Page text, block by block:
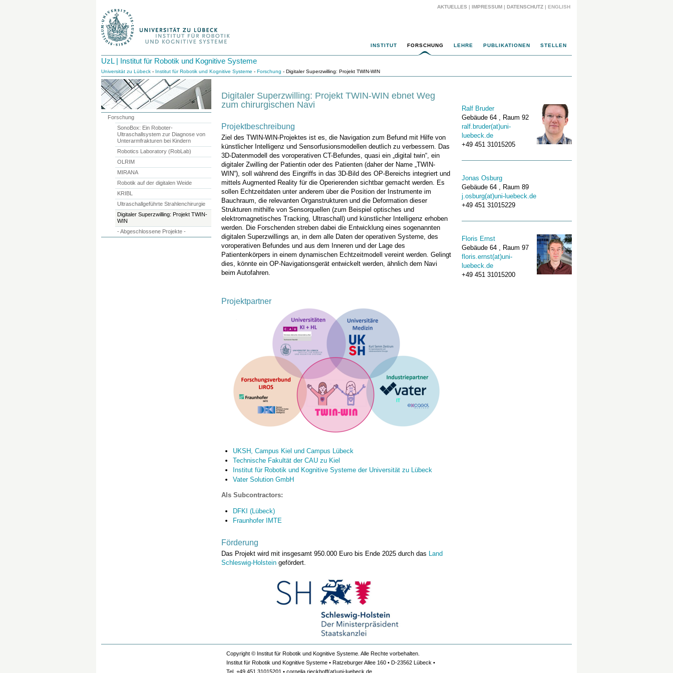
AKTUELLES | IMPRESSUM | DATENSCHUTZ | ENGLISH
INSTITUT FORSCHUNG LEHRE PUBLIKATIONEN STELLEN
UzL | Institut für Robotik und Kognitive Systeme
Universität zu Lübeck - Institut für Robotik und Kognitive Systeme - Forschung - Digitaler Superzwilling: Projekt TWIN-WIN
Digitaler Superzwilling: Projekt TWIN-WIN ebnet Weg
zum chirurgischen Navi
Projektbeschreibung
Ziel des TWIN-WIN-Projektes ist es, die Navigation zum Befund mit Hilfe von
künstlicher Intelligenz und Sensorfusionsmodellen deutlich zu verbessern. Das
3D-Datenmodell des voroperativen CT-Befundes, quasi ein „digital twin“, ein
digitaler Zwilling der Patientin oder des Patienten (daher der Name „TWIN-
WIN“), soll während des Eingriffs in das 3D-Bild des OP-Bereichs integriert und
mittels Augmented Reality für die Operierenden sichtbar gemacht werden. Es
sollen Echtzeitdaten unter anderem über die Position der Instrumente im
Bauchraum, die relevanten Organstrukturen und die Deformation dieser
Strukturen mithilfe von Sensorquellen (zum Beispiel optisches und
elektromagnetisches Tracking, Ultraschall) und künstlicher Intelligenz erhoben
werden. Die Forschenden streben dabei die Entwicklung eines sogenannten
digitalen Superzwillings an, in dem alle Daten der operativen Systeme, des
voroperativen Befundes und aus dem Inneren und der Lage des
Patientenkörpers in einem dynamischen Echtzeitmodell vereint werden. Gelingt
dies, könnte ein OP-Navigationsgerät entwickelt werden, ähnlich dem Navi
beim Autofahren.
Projektpartner
UKSH, Campus Kiel und Campus Lübeck
Technische Fakultät der CAU zu Kiel
Institut für Robotik und Kognitive Systeme der Universität zu Lübeck
Vater Solution GmbH
Als Subcontractors:
DFKI (Lübeck)
Fraunhofer IMTE
Förderung
Das Projekt wird mit insgesamt 950.000 Euro bis Ende 2025 durch das Land
Schleswig-Holstein gefördert.
Forschung
SonoBox: Ein Roboter-
Ultraschallsystem zur Diagnose von
Unterarmfrakturen bei Kindern
Robotics Laboratory (RobLab)
OLRIM
MIRANA
Robotik auf der digitalen Weide
KRIBL
Ultraschallgeführte Strahlenchirurgie
Digitaler Superzwilling: Projekt TWIN-
WIN
- Abgeschlossene Projekte -
Ralf Bruder
Gebäude 64 , Raum 92
ralf.bruder(at)uni-
luebeck.de
+49 451 31015205
Jonas Osburg
Gebäude 64 , Raum 89
j.osburg(at)uni-luebeck.de
+49 451 31015229
Floris Ernst
Gebäude 64 , Raum 97
floris.ernst(at)uni-
luebeck.de
+49 451 31015200
Copyright © Institut für Robotik und Kognitive Systeme. Alle Rechte vorbehalten.
Institut für Robotik und Kognitive Systeme • Ratzeburger Allee 160 • D-23562 Lübeck •
Tel. +49 451 31015201 • cornelia.rieckhoff(at)uni-luebeck.de